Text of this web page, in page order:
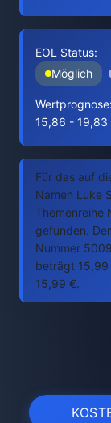
EOL Status:
Möglich
Wertprognose:
15,86 - 19,83
Für das auf
Namen Luke
Themenreihe
gefunden.
Nummer
beträgt 15,99
15,99 €.